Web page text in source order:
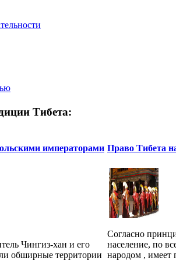
Тибета:
императорами
Чингиз-хан и его
обширные территории
Право Тибета
Согласно
население, по
народом , имеет